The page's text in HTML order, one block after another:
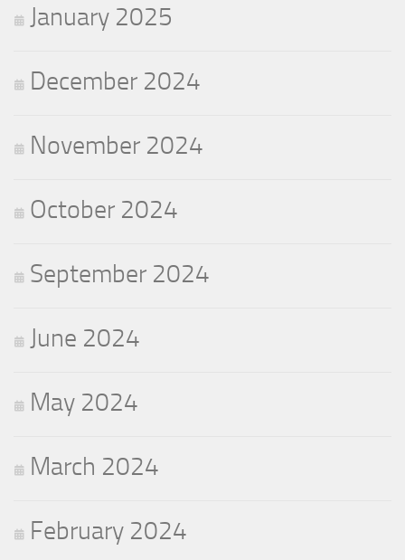
January 2025
December 2024
November 2024
October 2024
September 2024
June 2024
May 2024
March 2024
February 2024